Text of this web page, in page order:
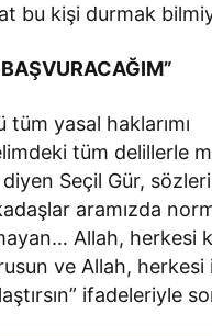
bu kişi durmak
tüm yasal haklarımı
tüm delillerle
Seçil Gür,
aramızda
Allah, herkesi
ve Allah, herkesi
ifadeleriyle